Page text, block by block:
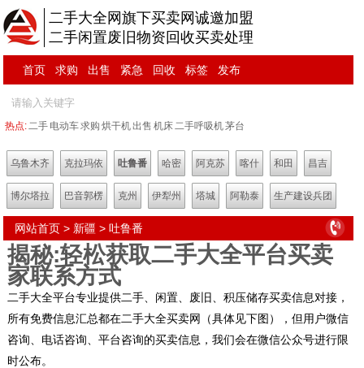
二手大全网旗下买卖网诚邀加盟
二手闲置废旧物资回收买卖处理
首页 求购 出售 紧急 回收 标签 发布
热点:二手 电动车求购 烘干机出售 机床二手呼吸机茅台
乌鲁木齐 克拉玛依 吐鲁番 哈密 阿克苏 喀什 和田 昌吉
博尔塔拉 巴音郭楞 克州 伊犁州 塔城 阿勒泰 生产建设兵团
网站首页 > 新疆 >吐鲁番
揭秘:轻松获取二手大全平台买卖
家联系方式
二手大全平台专业提供二手、闲置、废旧、积压储存买卖信息对接，
所有免费信息汇总都在二手大全买卖网（具体见下图），但用户微信
咨询、电话咨询、平台咨询的买卖信息，我们会在微信公众号进行限
时公布。